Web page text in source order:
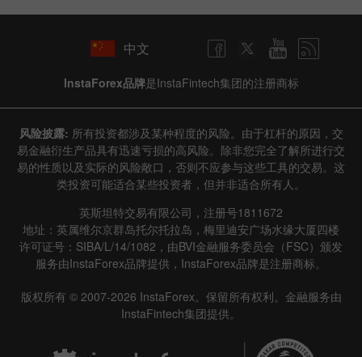
中文
InstaForex品牌是InstaFintech集团的注册商标
风险披露: 所有投资都涉及某种程度的风险。由于杠杆的原因，交
易金融衍生产品具有迅速亏损的高风险。除非您完全了解所进行交
易的性质以及实际的风险敞口，否则不应参与这些工具的交易。这
类投资可能适合某些投资者，但并非适合所有人。
英斯坦特交易有限公司，注册号1811672
地址：英属维尔京群岛托尔托拉岛，梅里迪安广场水缘大厦四楼
许可证号：SIBA/L/14/1082，由BVI金融服务委员会（FSC）颁发
服务由InstaForex品牌提供，InstaForex品牌是注册商标。
版权所有 © 2007-2026 InstaForex。保留所有权利。金融服务由
InstaFintech集团提供。